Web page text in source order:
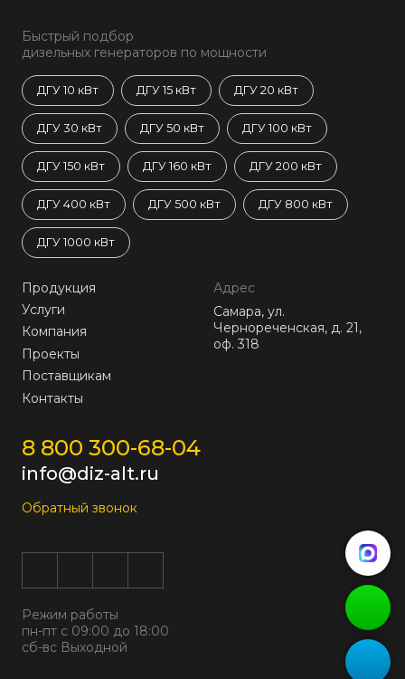
Быстрый подбор
дизельных генераторов по мощности
ДГУ 10 кВт ДГУ 15 кВт ДГУ 20 кВт
ДГУ 30 кВт ДГУ 50 кВт ДГУ 100 кВт
ДГУ 150 кВт ДГУ 160 кВт ДГУ 200 кВт
ДГУ 400 кВт ДГУ 500 кВт ДГУ 800 кВт
ДГУ 1000 кВт
Продукция
Услуги
Компания
Проекты
Поставщикам
Контакты
Адрес
Самара, ул.
Чернореченская, д. 21,
оф. 318
8 800 300-68-04
info@diz-alt.ru
Обратный звонок
Режим работы
пн-пт с 09:00 до 18:00
сб-вс Выходной